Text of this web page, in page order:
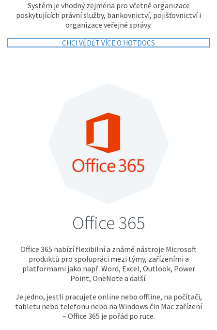
Systém je vhodný zejména pro včetně organizace
poskytujících právní služby, bankovnictví, pojišťovnictví i
organizace veřejné správy.
CHCI VĚDĚT VÍCE O HOTDOCS
Office 365
Office 365 nabízí flexibilní a známé nástroje Microsoft
produktů pro spolupráci mezi týmy, zařízeními a
platformami jako např. Word, Excel, Outlook, Power
Point, OneNote a další.
Je jedno, jestli pracujete online nebo offline, na počítači,
tabletu nebo telefonu nebo na Windows čin Mac zařízení
– Office 365 je pořád po ruce.